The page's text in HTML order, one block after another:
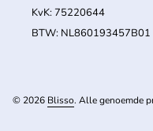
KvK: 75220644
BTW: NL860193457B01
© 2026 Blisso. Alle genoemde